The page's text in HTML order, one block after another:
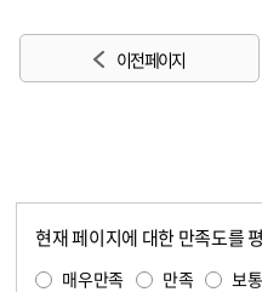
이전 페이지
현재 페이지에 대한 만족도를
매우만족 만족 보통